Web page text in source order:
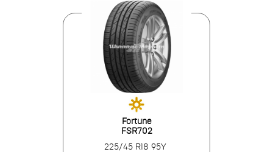
Fortune
FSR702
225/45 R18 95Y